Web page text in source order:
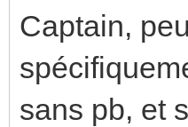
Captain,
sans pb, et